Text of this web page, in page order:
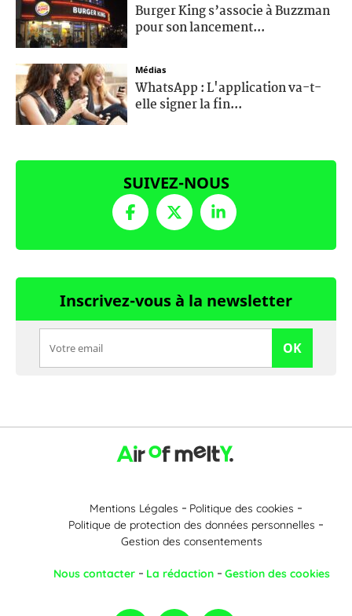
Burger King s’associe à Buzzman
pour son lancement...
Médias
WhatsApp : L'application va-t-
elle signer la fin...
SUIVEZ-NOUS
Inscrivez-vous à la newsletter
OK
Mentions Légales
Politique des cookies
Politique de protection des données personnelles
Gestion des consentements
Nous contacter La rédaction Gestion des cookies